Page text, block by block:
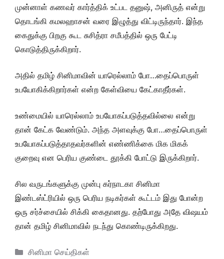
முன்னாள் கணவர் கார்த்திக் உட்பட தனுஷ், அனிருத் என்று
தொடங்கி கமலஹாசன் வரை இழுத்து விட்டிருந்தார். இந்த
கைதுக்கு பிறகு கூட சுசித்ரா சமீபத்தில் ஒரு பேட்டி
கொடுத்திருக்கிறார்.
அதில் தமிழ் சினிமாவின் யாரெல்லாம் போ…தைப்பொருள்
உபயோகிக்கிறார்கள் என்ற கேள்வியை கேட்காதீர்கள்.
உண்மையில் யாரெல்லாம் உபயோகப்படுத்தவில்லை என்று
தான் கேட்க வேண்டும். அந்த அளவுக்கு போ…தைப்பொருள்
உபயோகப்படுத்தாதவர்களின் எண்ணிக்கை மிக மிகக்
குறைவு என பெரிய குண்டை தூக்கி போட்டு இருக்கிறார்.
சில வருடங்களுக்கு முன்பு கர்நாடகா சினிமா
இண்டஸ்ட்ரியில் ஒரு பெரிய நடிகர்கள் கூட்டம் இது போன்ற
ஒரு சர்ச்சையில் சிக்கி கைதானது. தற்போது அதே விஷயம்
தான் தமிழ் சினிமாவில் நடந்து கொண்டிருக்கிறது.
Categories
சினிமா செய்திகள்